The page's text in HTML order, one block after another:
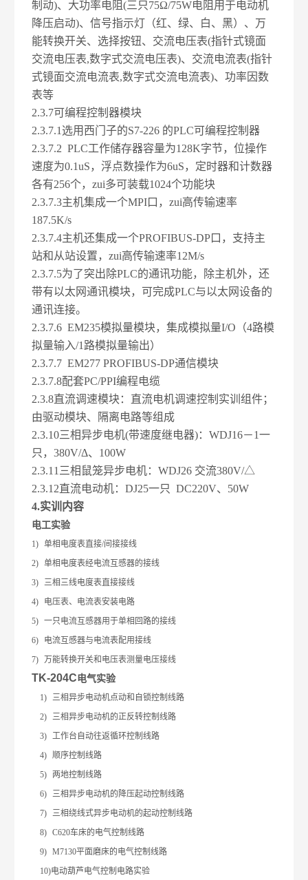
制动)、大功率电阻(三只75Ω/75W电阻用于电动机
降压启动)、信号指示灯（红、绿、白、黑）、万
能转换开关、选择按钮、交流电压表(指针式镜面
交流电压表,数字式交流电压表)、交流电流表(指针
式镜面交流电流表,数字式交流电流表)、功率因数
表等
2.3.7可编程控制器模块
2.3.7.1 选用西门子的S7-226 的PLC可编程控制器
2.3.7.2 PLC工作储存器容量为128K字节，位操作
速度为0.1uS，浮点数操作为6uS，定时器和计数器
各有256个，zui多可装载1024个功能块
2.3.7.3主机集成一个MPI口，zui高传输速率
187.5K/s
2.3.7.4主机还集成一个PROFIBUS-DP口，支持主
站和从站设置，zui高传输速率12M/s
2.3.7.5为了突出除PLC的通讯功能，除主机外，还
带有以太网通讯模块，可完成PLC与以太网设备的
通讯连接。
2.3.7.6 EM235模拟量模块，集成模拟量I/O（4路模
拟量输入/1路模拟量输出）
2.3.7.7 EM277 PROFIBUS-DP通信模块
2.3.7.8配套PC/PPI编程电缆
2.3.8直流调速模块：直流电机调速控制实训组件；
由驱动模块、隔离电路等组成
2.3.10三相异步电机(带速度继电器)：WDJ16－1一
只，380V/Δ、100W
2.3.11 三相鼠笼异步电机：WDJ26 交流380V/△
2.3.12直流电动机：DJ25一只 DC220V、50W
4.实训内容
电工实验
1) 单相电度表直接/间接接线
2) 单相电度表经电流互感器的接线
3) 三相三线电度表直接接线
4)
电压表、电流表安装电路
5) 一只电流互感器用于单相回路的接线
6)
电流互感器与电流表配用接线
7)
万能转换开关和电压表测量电压接线
TK-204C电气实验
1) 三相异步电动机点动和自锁控制线路
2) 三相异步电动机的正反转控制线路
3) 工作台自动往返循环控制线路
4) 顺序控制线路
5)
两地控制线路
6) 三相异步电动机的降压起动控制线路
7) 三相绕线式异步电动机的起动控制线路
8) C620车床的电气控制线路
9) M7130平面磨床的电气控制线路
10)电动葫芦电气控制电路实验